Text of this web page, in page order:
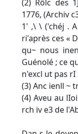
(2) Rôlc des
1776, (Archiv
1' ,\ \ ('chéj .
ri'après ces «
qu~ nous
Guénolé ; ce
n'excl ut pas
(3) Anc ienll ~
(4) Aveu au
rch iv e3 de